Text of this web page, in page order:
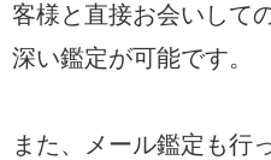
客様と直接お会いして
深い鑑定が可能です。
また、メール鑑定も行